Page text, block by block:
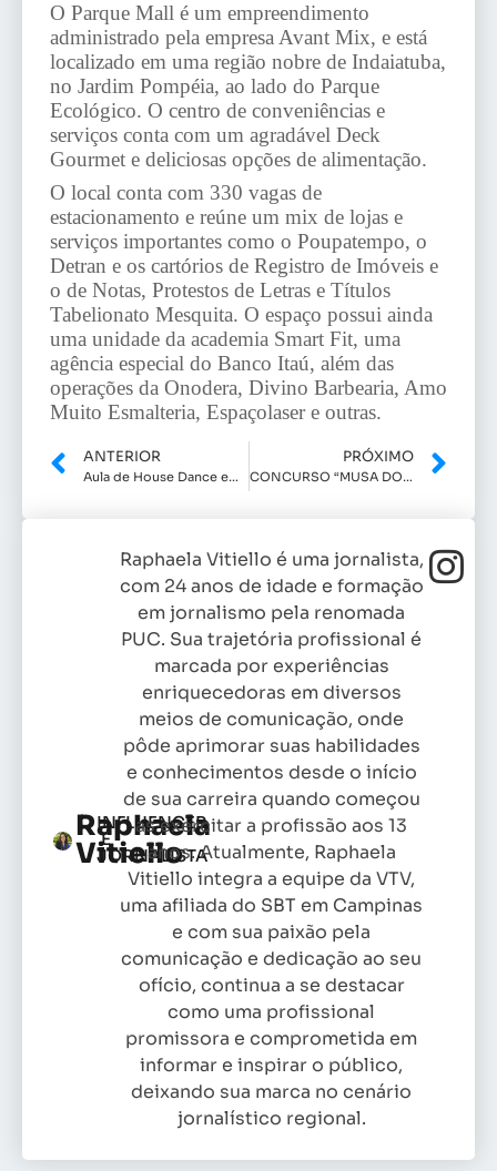
O Parque Mall é um empreendimento
administrado pela empresa Avant Mix, e está
localizado em uma região nobre de Indaiatuba,
no Jardim Pompéia, ao lado do Parque
Ecológico. O centro de conveniências e
serviços conta com um agradável Deck
Gourmet e deliciosas opções de alimentação.
O local conta com 330 vagas de
estacionamento e reúne um mix de lojas e
serviços importantes como o Poupatempo, o
Detran e os cartórios de Registro de Imóveis e
o de Notas, Protestos de Letras e Títulos
Tabelionato Mesquita. O espaço possui ainda
uma unidade da academia Smart Fit, uma
agência especial do Banco Itaú, além das
operações da Onodera, Divino Barbearia, Amo
Muito Esmalteria, Espaçolaser e outras.
ANTERIOR
Aula de House Dance em Indaiatuba
PRÓXIMO
CONCURSO “MUSA DO SERTANEJO”
Raphaela
Vitiello
INFLUENCER
E
JORNALISTA
Raphaela Vitiello é uma jornalista,
com 24 anos de idade e formação
em jornalismo pela renomada
PUC. Sua trajetória profissional é
marcada por experiências
enriquecedoras em diversos
meios de comunicação, onde
pôde aprimorar suas habilidades
e conhecimentos desde o início
de sua carreira quando começou
as exercitar a profissão aos 13
anos. Atualmente, Raphaela
Vitiello integra a equipe da VTV,
uma afiliada do SBT em Campinas
e com sua paixão pela
comunicação e dedicação ao seu
ofício, continua a se destacar
como uma profissional
promissora e comprometida em
informar e inspirar o público,
deixando sua marca no cenário
jornalístico regional.